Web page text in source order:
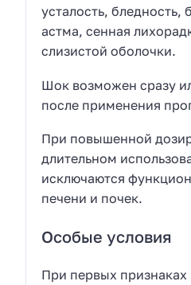
усталость, бледность,
астма, сенная
слизистой оболочки.
Шок возможен сразу
после применения
При повышенной
длительном
исключаются
печени и почек.
Особые условия
При первых